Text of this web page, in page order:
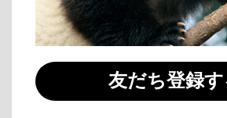
友だち登録す